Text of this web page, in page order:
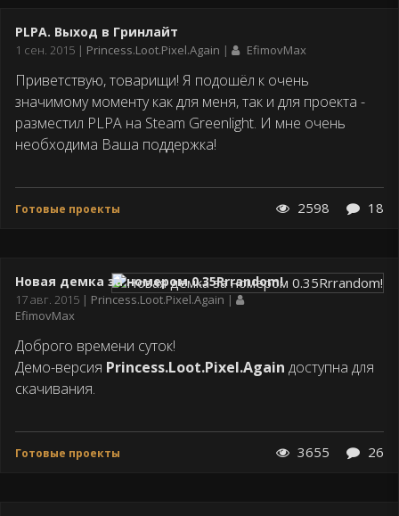
PLPA. Выход в Гринлайт
Дата
1 сен. 2015 Princess.Loot.Pixel.Again EfimovMax
Приветствую, товарищи! Я подошёл к очень
значимому моменту как для меня, так и для проекта -
разместил PLPA на Steam Greenlight. И мне очень
необходима Ваша поддержка!
Готовые проекты 2598 18
Новая демка за номером 0.35Rrrandom!
Дата
публикации
17 авг. 2015
Princess.Loot.Pixel.Again
EfimovMax
Доброго времени суток!
Демо-версия Princess.Loot.Pixel.Again доступна для
скачивания.
Готовые проекты 3655 26